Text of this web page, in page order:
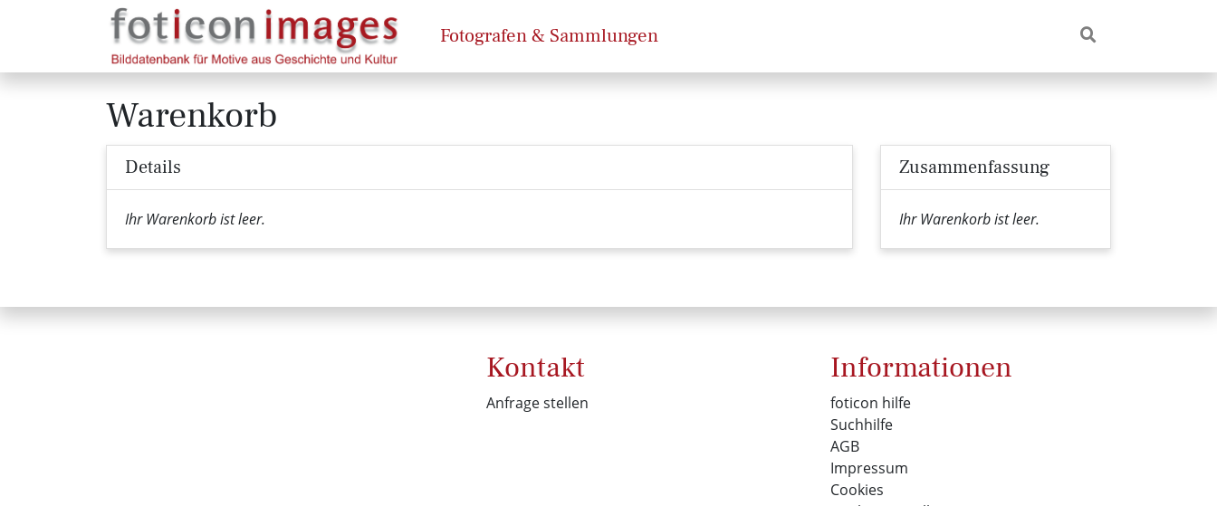
Fotografen & Sammlungen
Warenkorb
Zusammenfassung
Ihr Warenkorb ist leer.
Details
Ihr Warenkorb ist leer.
Kontakt
Anfrage stellen
Informationen
foticon hilfe
Suchhilfe
AGB
Impressum
Cookies